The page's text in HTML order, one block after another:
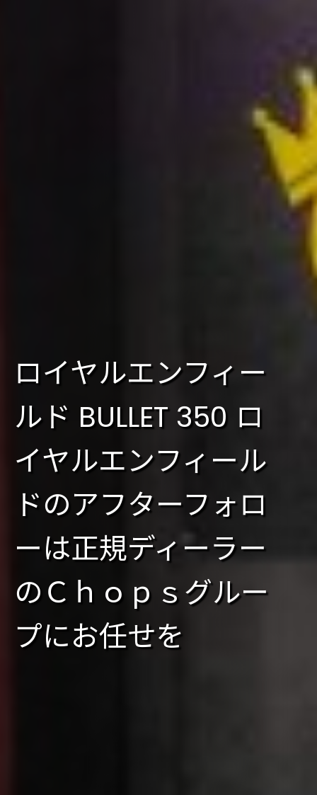
ロイヤルエンフィー
ルド BULLET 350 ロ
イヤルエンフィール
ドのアフターフォロ
ーは正規ディーラー
のＣｈｏｐｓグルー
プにお任せを